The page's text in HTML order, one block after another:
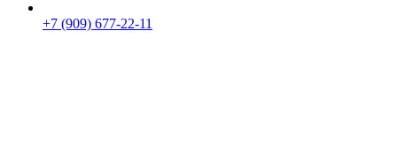
+7 (909) 677-22-11